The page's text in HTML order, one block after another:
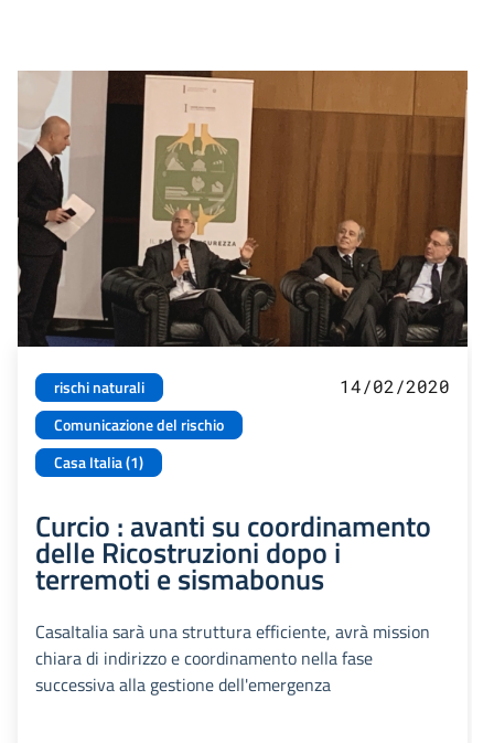
rischi naturali
Comunicazione del rischio
Casa Italia (1)
14/02/2020
Curcio : avanti su coordinamento
delle Ricostruzioni dopo i
terremoti e sismabonus
CasaItalia sarà una struttura efficiente, avrà mission
chiara di indirizzo e coordinamento nella fase
successiva alla gestione dell'emergenza